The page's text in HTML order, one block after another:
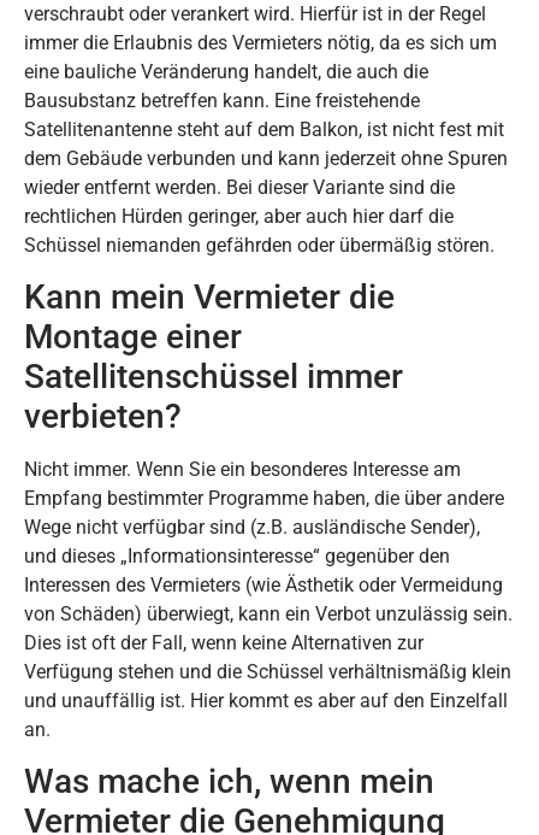
verschraubt oder verankert wird. Hierfür ist in der Regel
immer die Erlaubnis des Vermieters nötig, da es sich um
eine bauliche Veränderung handelt, die auch die
Bausubstanz betreffen kann. Eine freistehende
Satellitenantenne steht auf dem Balkon, ist nicht fest mit
dem Gebäude verbunden und kann jederzeit ohne Spuren
wieder entfernt werden. Bei dieser Variante sind die
rechtlichen Hürden geringer, aber auch hier darf die
Schüssel niemanden gefährden oder übermäßig stören.
Kann mein Vermieter die
Montage einer
Satellitenschüssel immer
verbieten?
Nicht immer. Wenn Sie ein besonderes Interesse am
Empfang bestimmter Programme haben, die über andere
Wege nicht verfügbar sind (z.B. ausländische Sender),
und dieses „Informationsinteresse“ gegenüber den
Interessen des Vermieters (wie Ästhetik oder Vermeidung
von Schäden) überwiegt, kann ein Verbot unzulässig sein.
Dies ist oft der Fall, wenn keine Alternativen zur
Verfügung stehen und die Schüssel verhältnismäßig klein
und unauffällig ist. Hier kommt es aber auf den Einzelfall
an.
Was mache ich, wenn mein
Vermieter die Genehmigung